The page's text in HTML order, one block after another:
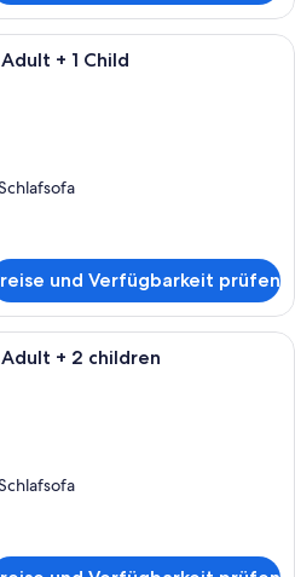
Ein modernes Hotelzimmer mit
+ 1 Child
und Verfügbarkeit prüfen
Ein modernes Hotelzimmer mit
+ 2 children